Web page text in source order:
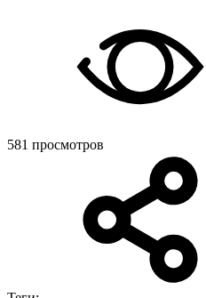
581 просмотров